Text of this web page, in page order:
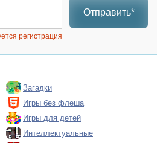
Отправить*
регистрация
Загадки
Игры без флеша
Игры для детей
Интеллектуальные